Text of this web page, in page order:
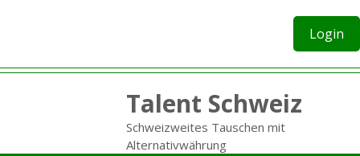
Login
Talent Schweiz
Schweizweites Tauschen mit
Alternativwährung